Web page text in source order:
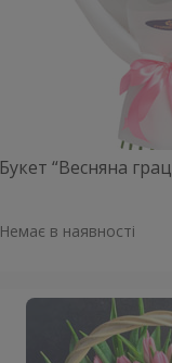
Букет “Весняна
Немає в наявності